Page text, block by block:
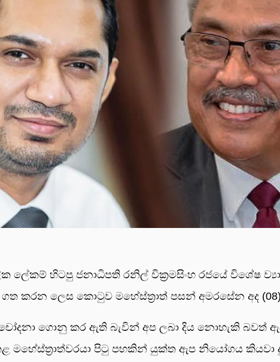
ලේකම් හිටපු ජනාධිපති රනිල් වික්‍රමසිංහ රජයේ විශේෂ
කරන ලෙස කොටුව මහේස්ත්‍රාත් පසන් අමරසේන අද
ගොනු කර ඇති බැවින් අප ලබා දිය නොහැකි බවත්
මහේස්ත්‍රාත්වරයා පිටු පහකින් යුක්ත ඇප නියෝගය කියවා